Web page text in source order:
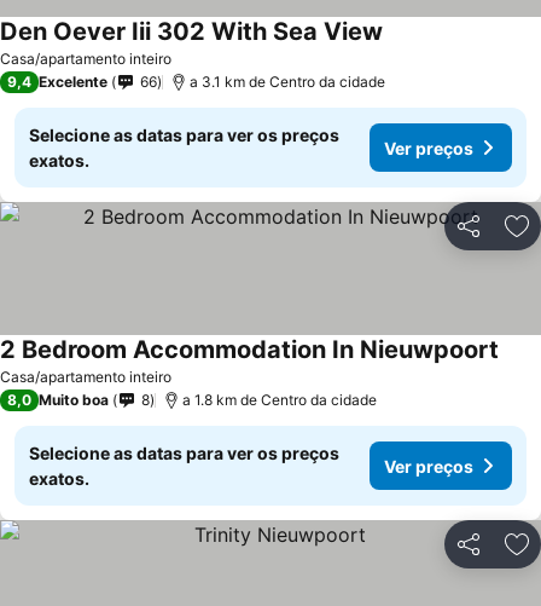
Casa/apartamento inteiro
Den Oever Iii 302 With Sea View
9,4 Excelente 66 a 3.1 km de Centro da cidade
Selecione as datas para ver os preços
exatos.
Ver preços
Partilhar
Casa/apartamento inteiro
2 Bedroom Accommodation In Nieuwpoort
8,0 Muito boa 8 a 1.8 km de Centro da cidade
Selecione as datas para ver os preços
exatos.
Ver preços
Partilhar